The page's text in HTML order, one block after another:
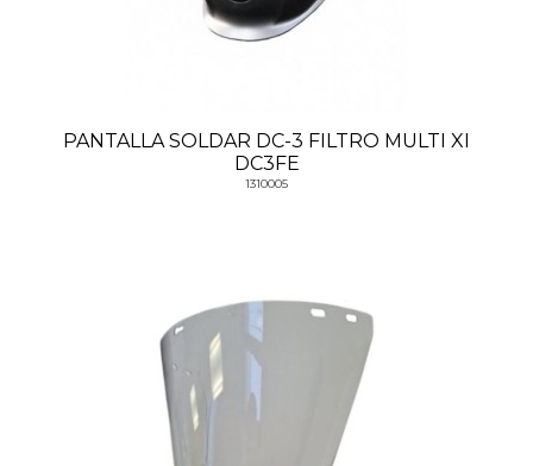
PANTALLA SOLDAR DC-3 FILTRO MULTI XI
DC3FE
1310005